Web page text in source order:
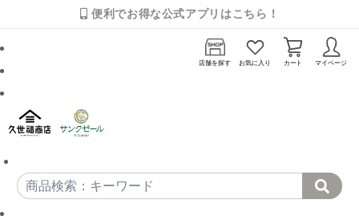
便利でお得な公式アプリはこちら！
店舗を探す お気に入り カート マイページ